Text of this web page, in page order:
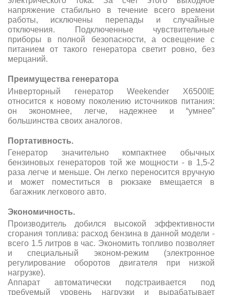
напряжение стабильно в течение всего времени
работы, исключены перепады и случайные
отключения. Подключенные чувствительные
приборы в полной безопасности, а освещение с
питанием от такого генератора светит ровно, без
мерцаний.
Преимущества генератора
Инверторный генератор Weekender X6500IE
относится к новому поколению источников питания:
он экономнее, легче, надежнее и “умнее”
большинства своих аналогов.
Портативность.
Генератор значительно компактнее обычных
бензиновых генераторов той же мощности - в 1,5-2
раза легче и меньше. Он легко переносится вручную
и может поместиться в рюкзаке вмещается в
багажник легкового авто.
Экономичность.
Производитель добился высокой эффективности
сгорания топлива: расход бензина в данной модели -
всего 1.5 литров в час. Экономить топливо позволяет
и специальный эконом-режим (электронное
регулирование оборотов двигателя при низкой
нагрузке).
Аппарат автоматически подстраивается под
требуемый уровень нагрузки и вырабатывает